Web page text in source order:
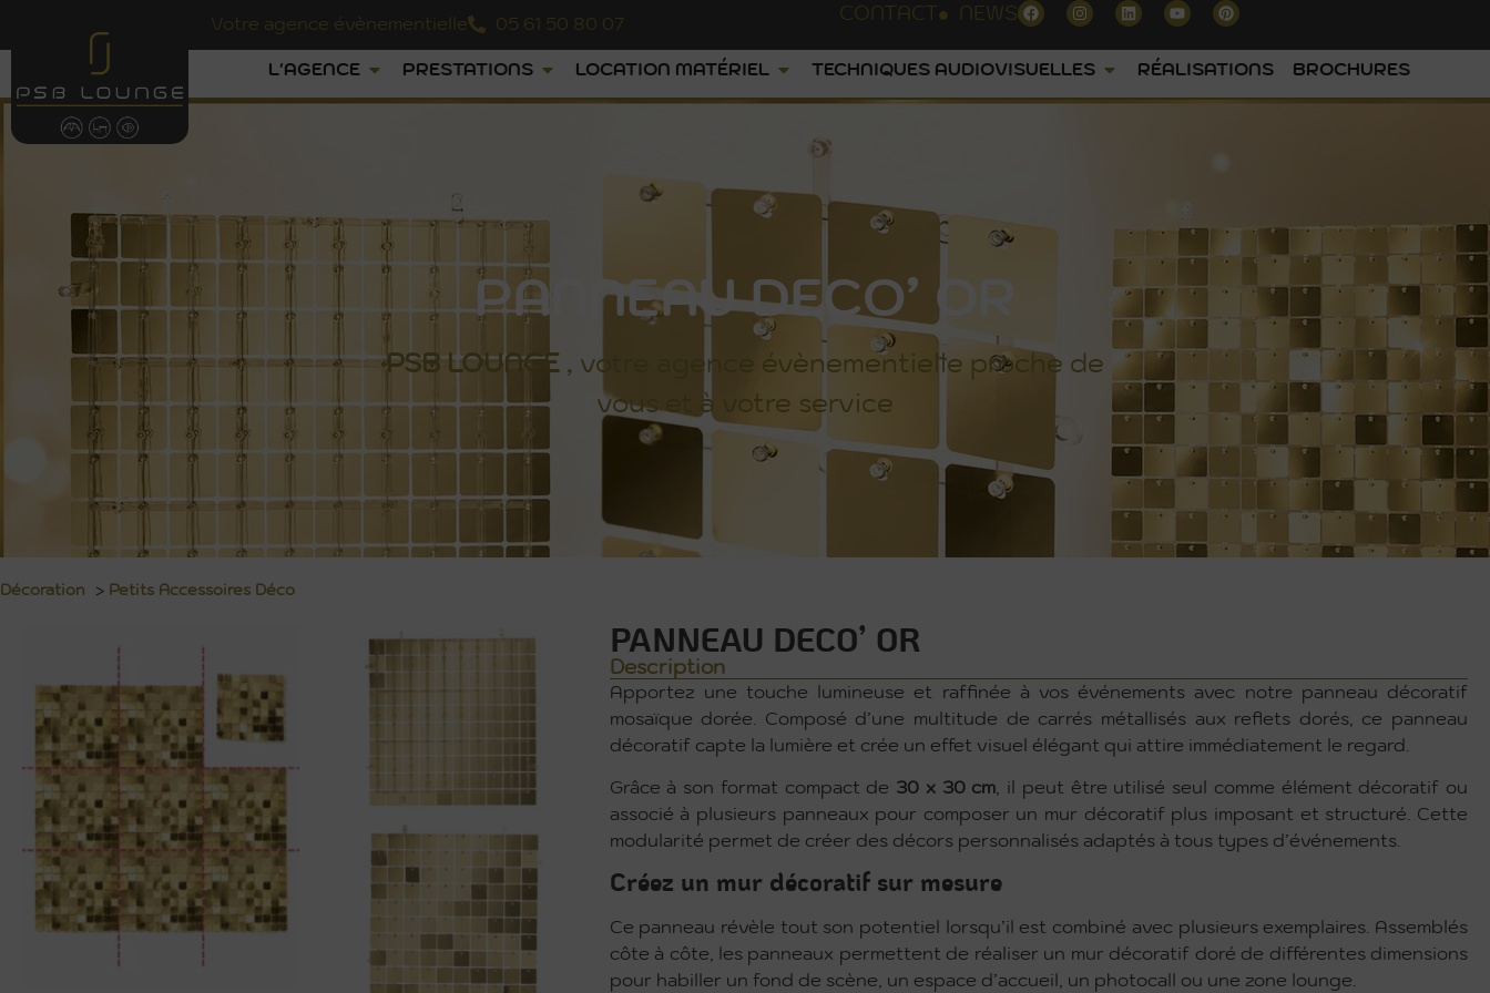
Votre agence évènementielle 05 61 50 80 07 CONTACT NEWS
L'AGENCE PRESTATIONS LOCATION MATÉRIEL TECHNIQUES AUDIOVISUELLES RÉALISATIONS BROCHURES
PANNEAU DECO’ OR
PSB LOUNGE , votre agence évènementielle proche de
vous et à votre service
Décoration > Petits Accessoires Déco
PANNEAU DECO’ OR
Description
Apportez une touche lumineuse et raffinée à vos événements avec notre panneau décoratif
mosaïque dorée. Composé d’une multitude de carrés métallisés aux reflets dorés, ce panneau
décoratif capte la lumière et crée un effet visuel élégant qui attire immédiatement le regard.
Grâce à son format compact de 30 x 30 cm, il peut être utilisé seul comme élément décoratif ou
associé à plusieurs panneaux pour composer un mur décoratif plus imposant et structuré. Cette
modularité permet de créer des décors personnalisés adaptés à tous types d’événements.
Créez un mur décoratif sur mesure
Ce panneau révèle tout son potentiel lorsqu’il est combiné avec plusieurs exemplaires. Assemblés
côte à côte, les panneaux permettent de réaliser un mur décoratif doré de différentes dimensions
pour habiller un fond de scène, un espace d’accueil, un photocall ou une zone lounge.